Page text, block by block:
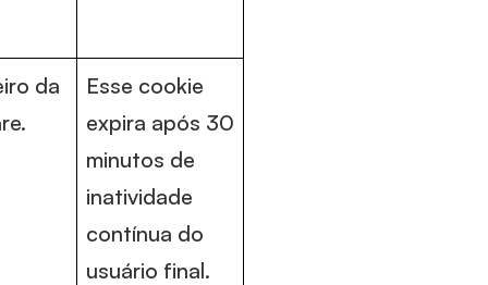
da
Esse cookie
expira após 30
minutos de
inatividade
contínua do
usuário final.